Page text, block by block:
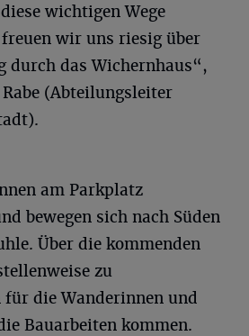
wichtigen Wege
wir uns riesig über
durch das Wichernhaus“,
(Abteilungsleiter
am Parkplatz
bewegen sich nach Süden
Über die kommenden
zu
für die Wanderinnen und
Bauarbeiten kommen.